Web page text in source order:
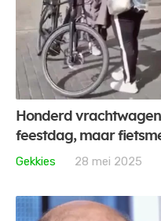
Honderd
feestdag, maar
Gekkies
28 mei 2025